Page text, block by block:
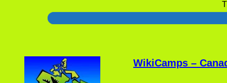
WikiCamps –